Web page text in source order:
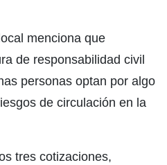
menciona que
de responsabilidad civil
personas optan por algo
de circulación en la
tres cotizaciones,